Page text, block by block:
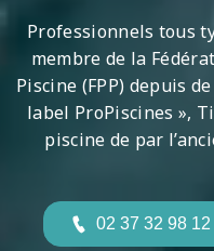
Professionnels tous
membre de la
Piscine (FPP) depuis
label ProPiscines »,
piscine de par
02 37 32 98 12